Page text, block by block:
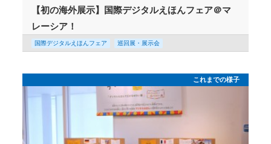
【初の海外展示】国際デジタルえほんフェア＠マ
レーシア！
国際デジタルえほんフェア 巡回展・展示会
これまでの様子